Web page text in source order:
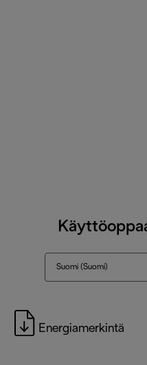
Suomi (Suomi)
Energiamerkintä